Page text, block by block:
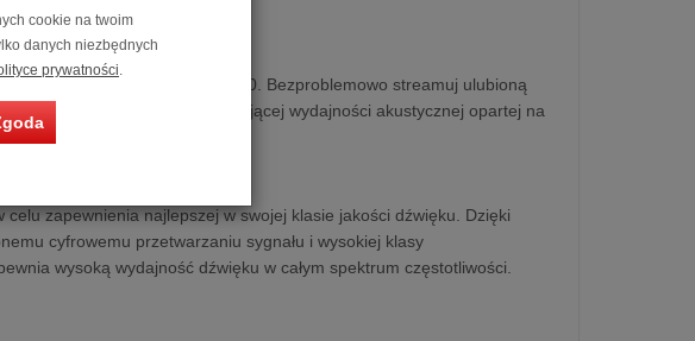
dzięki Denon Home 350. Bezproblemowo streamuj ulubioną
Doświadcz imponującej wydajności akustycznej opartej na
zapewnienia najlepszej w swojej klasie jakości dźwięku. Dzięki
cyfrowemu przetwarzaniu sygnału i wysokiej klasy
wysoką wydajność dźwięku w całym spektrum częstotliwości.
cookie na twoim
danych niezbędnych
prywatności